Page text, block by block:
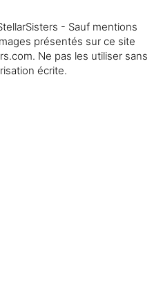
- Sauf mentions
présentés sur ce site
Ne pas les utiliser sans
écrite.